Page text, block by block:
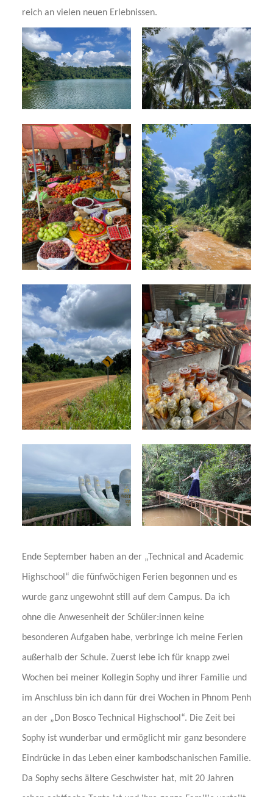
reich an vielen neuen Erlebnissen.
Ende September haben an der „Technical and Academic
Highschool“ die fünfwöchigen Ferien begonnen und es
wurde ganz ungewohnt still auf dem Campus. Da ich
ohne die Anwesenheit der Schüler:innen keine
besonderen Aufgaben habe, verbringe ich meine Ferien
außerhalb der Schule. Zuerst lebe ich für knapp zwei
Wochen bei meiner Kollegin Sophy und ihrer Familie und
im Anschluss bin ich dann für drei Wochen in Phnom Penh
an der „Don Bosco Technical Highschool“. Die Zeit bei
Sophy ist wunderbar und ermöglicht mir ganz besondere
Eindrücke in das Leben einer kambodschanischen Familie.
Da Sophy sechs ältere Geschwister hat, mit 20 Jahren